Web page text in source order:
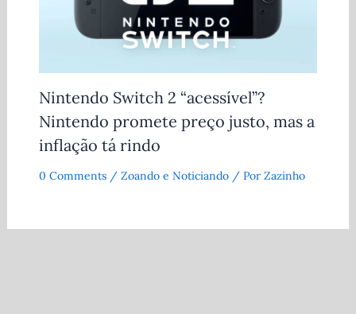
Nintendo Switch 2 “acessível”?
Nintendo promete preço justo, mas a
inflação tá rindo
0 Comments / Zoando e Noticiando/ Por Zazinho